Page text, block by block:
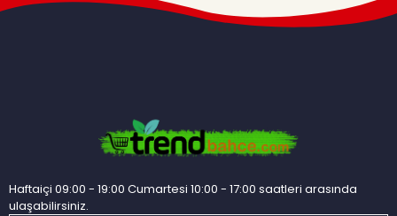
Haftaiçi 09:00 - 19:00 Cumartesi 10:00 - 17:00 saatleri arasında
ulaşabilirsiniz.